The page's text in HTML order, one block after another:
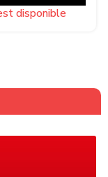
disponible